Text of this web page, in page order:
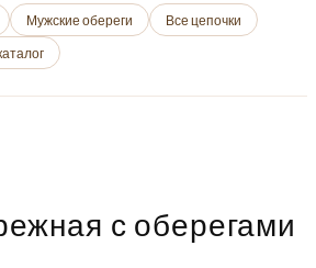
Мужские обереги
Все цепочки
с оберегами